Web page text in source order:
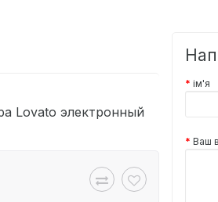
Lovato электронный
ім'я
Ваш